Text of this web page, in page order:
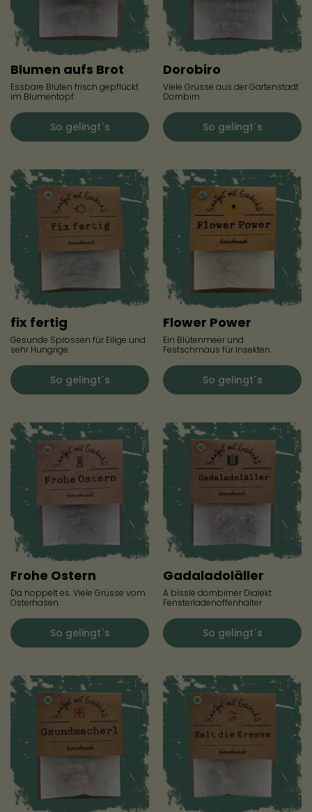
Blumen aufs Brot
Essbare Blüten frisch gepflückt
im Blumentopf.
So gelingt´s
Dorobiro
Viele Grüsse aus der Gartenstadt
Dornbirn.
So gelingt´s
fix fertig
Gesunde Sprossen für Eilige und
sehr Hungrige.
So gelingt´s
Flower Power
Ein Blütenmeer und
Festschmaus für Insekten.
So gelingt´s
Frohe Ostern
Da hoppelt es. Viele Grüsse vom
Osterhasen.
So gelingt´s
Gadaladoläller
A bissle dornbirner Dialekt:
Fensterladenoffenhalter
So gelingt´s